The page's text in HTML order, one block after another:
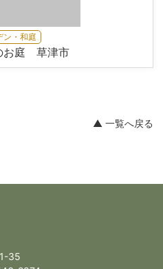
ン・和庭
お庭 草津市
▲ 一覧へ戻る
35